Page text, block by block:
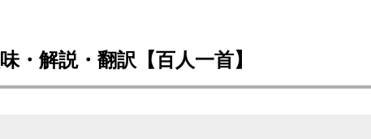
解説・翻訳【百人一首】